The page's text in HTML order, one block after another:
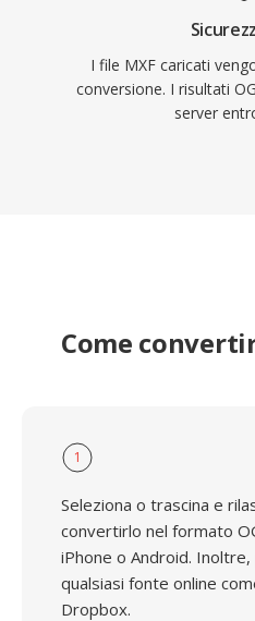
I file MXF caricati
conversione. I risultati
server
Come
1
Seleziona o trascina e
convertirlo nel formato
iPhone o Android.
qualsiasi fonte online
Dropbox.